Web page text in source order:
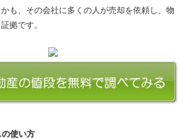
も、その会社に多くの人が売却を依頼し、物
拠です。
使い方